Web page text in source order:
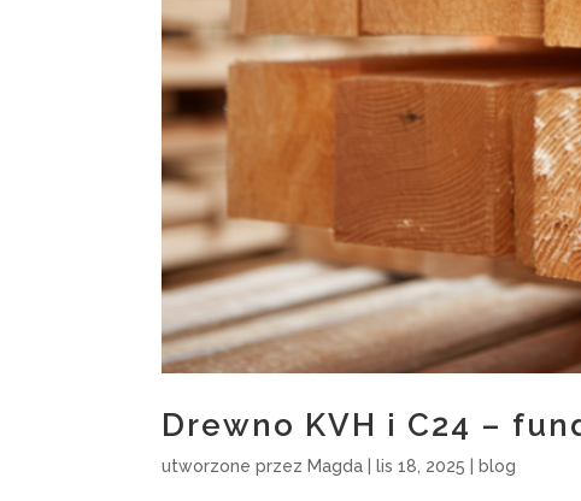
Drewno KVH i C24 –
utworzone przez Magda |lis 18, 2025 blog